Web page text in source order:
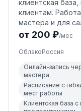
клиентская
клиентам.
мастера и для
от 200 ₽/мес
ОблакоРоссия
Онлайн-запись
мастера
Расписание с
мест работы
Клиентская база